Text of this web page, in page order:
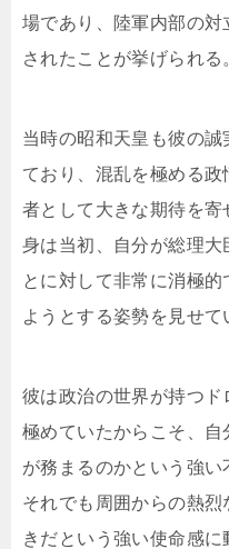
場であり、陸軍内部の
されたことが挙げられる
当時の昭和天皇も彼の
ており、混乱を極める
者として大きな期待を
身は当初、自分が総理大
とに対して非常に消極
ようとする姿勢を見せて
彼は政治の世界が持つ
極めていたからこそ、
が務まるのかという強い
それでも周囲からの熱
きだという強い使命感